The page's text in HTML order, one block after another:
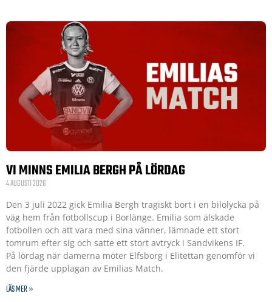
VI MINNS EMILIA BERGH PÅ LÖRDAG
4 AUGUSTI 2026
Den 3 juli 2022 gick Emilia Bergh tragiskt bort i en bilolycka på
väg hem från fotbollscup i Borlänge. Emilia som älskade
fotbollen och att vara med sina vänner, lämnade ett stort
tomrum efter sig och satte ett stort avtryck i Sandvikens IF.
På lördag när damerna möter Elfsborg i Elitettan genomför vi
den fjärde upplagan av Emilias Match.
LÄS MER »